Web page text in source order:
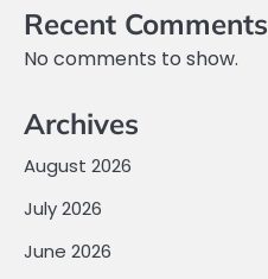
Recent Comments
No comments to show.
Archives
August 2026
July 2026
June 2026